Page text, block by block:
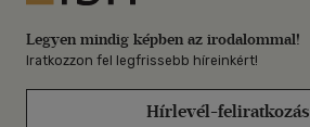
Legyen mindig képben az irodalommal!
Iratkozzon fel legfrissebb híreinkért!
Hírlevél-feliratkozás